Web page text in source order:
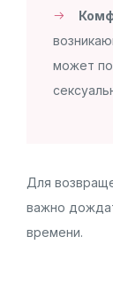
может
Для
важно
времени.